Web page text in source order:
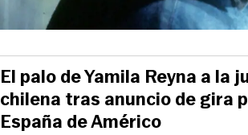
El palo de Yamila Reyna a la
chilena tras anuncio de gira
España de Américo